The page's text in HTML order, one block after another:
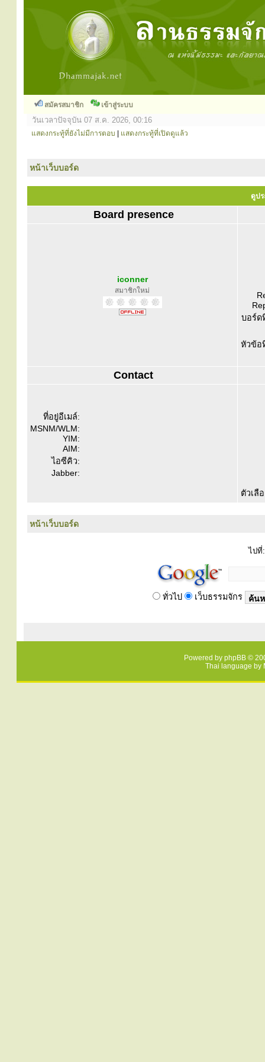
สมัครสมาชิก เข้าสู่ระบบ
วันเวลาปัจจุบัน 07 ส.ค. 2026, 00:16
แสดงกระทู้ที่ยังไม่มีการตอบ แสดงกระทู้ที่เปิดดูแล้ว
หน้าเว็บบอร์ด
ดูปร
Board presence
iconner
สมาชิกใหม่
บอร์ด
หัวข้อ
Contact
ที่อยู่อีเมล์:
MSNM/WLM:
YIM:
AIM:
ไอซีคิว:
Jabber:
ตัวเลื
หน้าเว็บบอร์ด
ไปที่:
ทั่วไป เว็บธรรมจักร
Powered by phpBB ©
Thai language by